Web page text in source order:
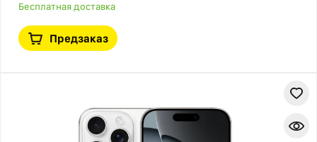
Бесплатная доставка
Предзаказ